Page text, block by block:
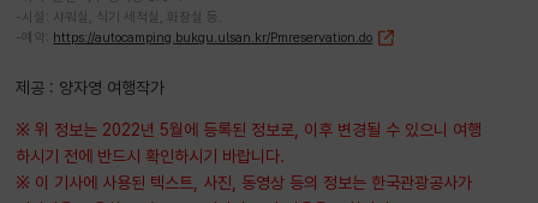
-시설: 샤워실, 식기 세척실, 화장실 등.
-예약: https://autocamping.bukgu.ulsan.kr/Pmreservation.do
제공 : 양자영 여행작가
※ 위 정보는 2022년 5월에 등록된 정보로, 이후 변경될 수 있으니 여행
하시기 전에 반드시 확인하시기 바랍니다.
※ 이 기사에 사용된 텍스트, 사진, 동영상 등의 정보는 한국관광공사가